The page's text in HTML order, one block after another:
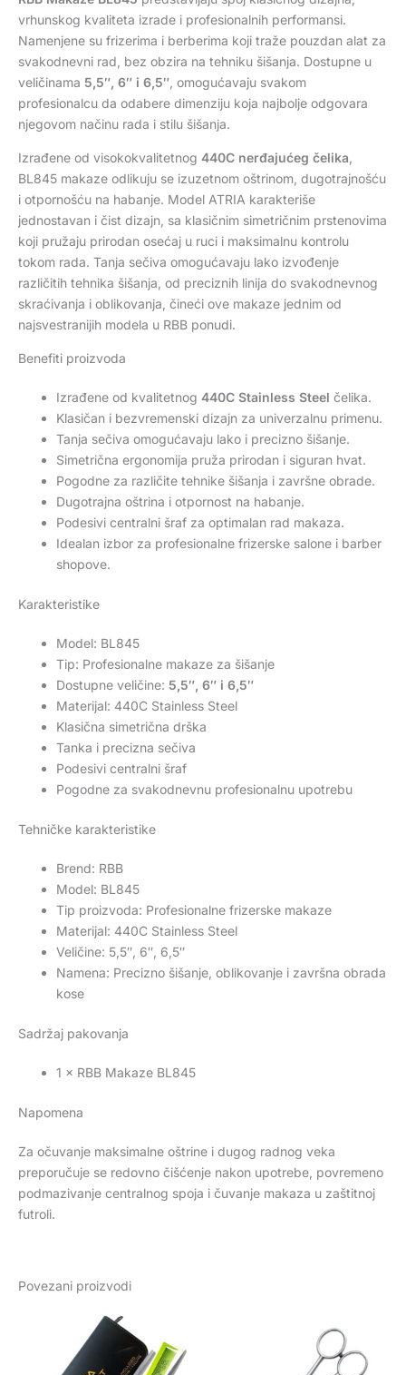
vrhunskog kvaliteta izrade i profesionalnih performansi.
Namenjene su frizerima i berberima koji traže pouzdan alat za
svakodnevni rad, bez obzira na tehniku šišanja. Dostupne u
veličinama 5,5″, 6″ i 6,5″ , omogućavaju svakom
profesionalcu da odabere dimenziju koja najbolje odgovara
njegovom načinu rada i stilu šišanja.
Izrađene od visokokvalitetnog 440C nerđajućeg čelika
BL845 makaze odlikuju se izuzetnom oštrinom, dugotrajnošću
i otpornošću na habanje. Model ATRIA karakteriše
jednostavan i čist dizajn, sa klasičnim simetričnim prstenovima
koji pružaju prirodan osećaj u ruci i maksimalnu kontrolu
tokom rada. Tanja sečiva omogućavaju lako izvođenje
različitih tehnika šišanja, od preciznih linija do svakodnevnog
skraćivanja i oblikovanja, čineći ove makaze jednim od
najsvestranijih modela u RBB ponudi.
Benefiti proizvoda
Izrađene od kvalitetnog 440C Stainless Steel čelika.
Klasičan i bezvremenski dizajn za univerzalnu primenu.
Tanja sečiva omogućavaju lako i precizno šišanje.
Simetrična ergonomija pruža prirodan i siguran hvat.
Pogodne za različite tehnike šišanja i završne obrade.
Dugotrajna oštrina i otpornost na habanje.
Podesivi centralni šraf za optimalan rad makaza.
Idealan izbor za profesionalne frizerske salone i barber
shopove.
Karakteristike
Model: BL845
Tip: Profesionalne makaze za šišanje
Dostupne veličine: 5,5″, 6″ i 6,5″
Materijal: 440C Stainless Steel
Klasična simetrična drška
Tanka i precizna sečiva
Podesivi centralni šraf
Pogodne za svakodnevnu profesionalnu upotrebu
Tehničke karakteristike
Brend: RBB
Model: BL845
Tip proizvoda: Profesionalne frizerske makaze
Materijal: 440C Stainless Steel
Veličine: 5,5″, 6″, 6,5″
Namena: Precizno šišanje, oblikovanje i završna obrada
kose
Sadržaj pakovanja
1 × RBB Makaze BL845
Napomena
Za očuvanje maksimalne oštrine i dugog radnog veka
preporučuje se redovno čišćenje nakon upotrebe, povremeno
podmazivanje centralnog spoja i čuvanje makaza u zaštitnoj
futroli.
Povezani proizvodi
od
2.550 rsd